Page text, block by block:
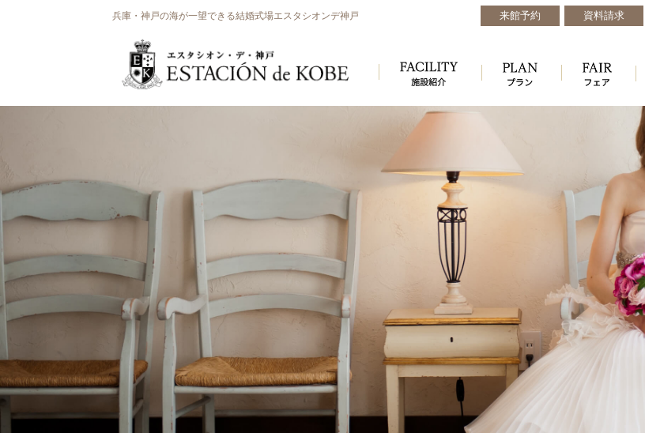
兵庫・神戸の海が一望できる結婚式場エスタシオンデ神戸 来館予約 資料請求